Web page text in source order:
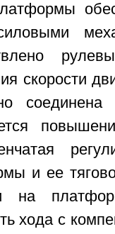
скорости
и ее
на
хода с